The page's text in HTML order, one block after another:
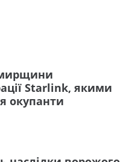
Starlink, якими
окупанти